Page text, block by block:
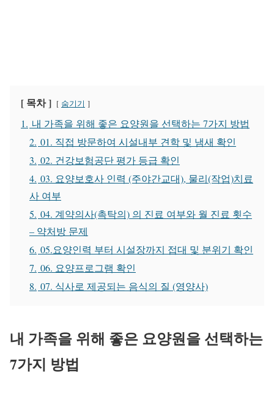
[ 목차 ] 숨기기
1. 내 가족을 위해 좋은 요양원을 선택하는 7가지 방법
2. 01. 직접 방문하여 시설내부 견학 및 냄새 확인
3. 02. 건강보험공단 평가 등급 확인
4. 03. 요양보호사 인력 (주야간교대), 물리(작업)치료
사 여부
5. 04. 계약의사(촉탁의) 의 진료 여부와 월 진료 횟수
– 약처방 문제
6. 05.요양인력 부터 시설장까지 접대 및 분위기 확인
7. 06. 요양프로그램 확인
8. 07. 식사로 제공되는 음식의 질 (영양사)
내 가족을 위해 좋은 요양원을 선택하는
7가지 방법